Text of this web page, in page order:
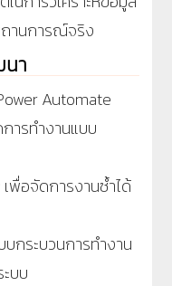
านการณ์จริง
นา
Automate
ารทำงานแบบ
พื่อจัดการงานซ้ำได้
บกระบวนการทำงาน
บบ